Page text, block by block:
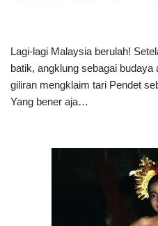
Lagi-lagi Malaysia berulah!
batik, angklung sebagai
giliran mengklaim tari Pendet
Yang bener aja…